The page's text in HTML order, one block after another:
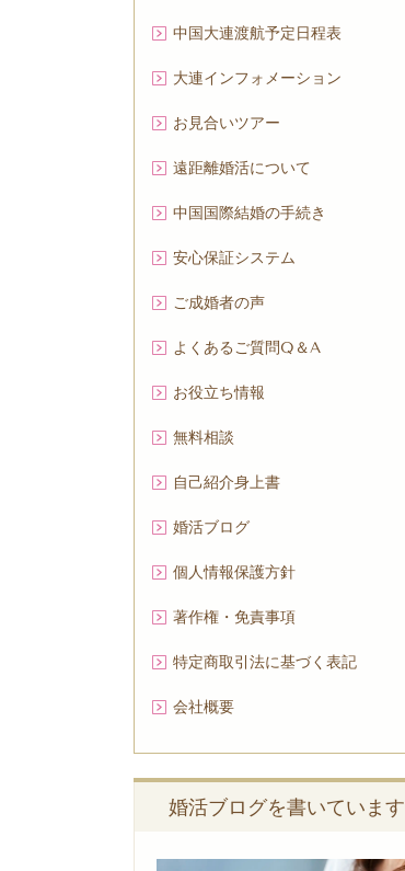
中国大連渡航予定日程表
大連インフォメーション
お見合いツアー
遠距離婚活について
中国国際結婚の手続き
安心保証システム
ご成婚者の声
よくあるご質問Q＆A
お役立ち情報
無料相談
自己紹介身上書
婚活ブログ
個人情報保護方針
著作権・免責事項
特定商取引法に基づく表記
会社概要
婚活ブログを書いています